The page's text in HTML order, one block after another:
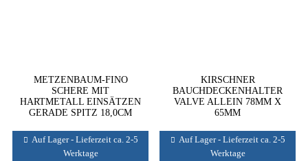
METZENBAUM-FINO
SCHERE MIT
HARTMETALL EINSÄTZEN
GERADE SPITZ 18,0CM
Auf Lager - Lieferzeit ca. 2-5
Werktage
KIRSCHNER
BAUCHDECKENHALTER
VALVE ALLEIN 78MM X
65MM
Auf Lager - Lieferzeit ca. 2-5
Werktage